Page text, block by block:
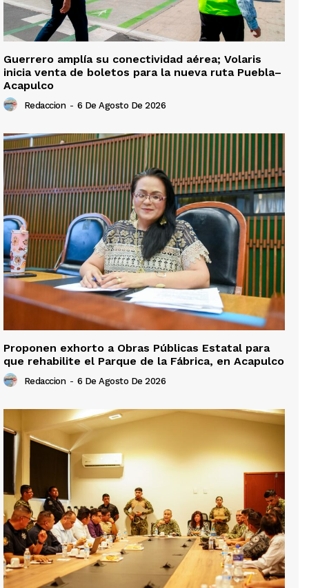
Guerrero amplía su conectividad aérea; Volaris
inicia venta de boletos para la nueva ruta Puebla–
Acapulco
Redaccion - 6 De Agosto De 2026
Proponen exhorto a Obras Públicas Estatal para
que rehabilite el Parque de la Fábrica, en Acapulco
Redaccion - 6 De Agosto De 2026